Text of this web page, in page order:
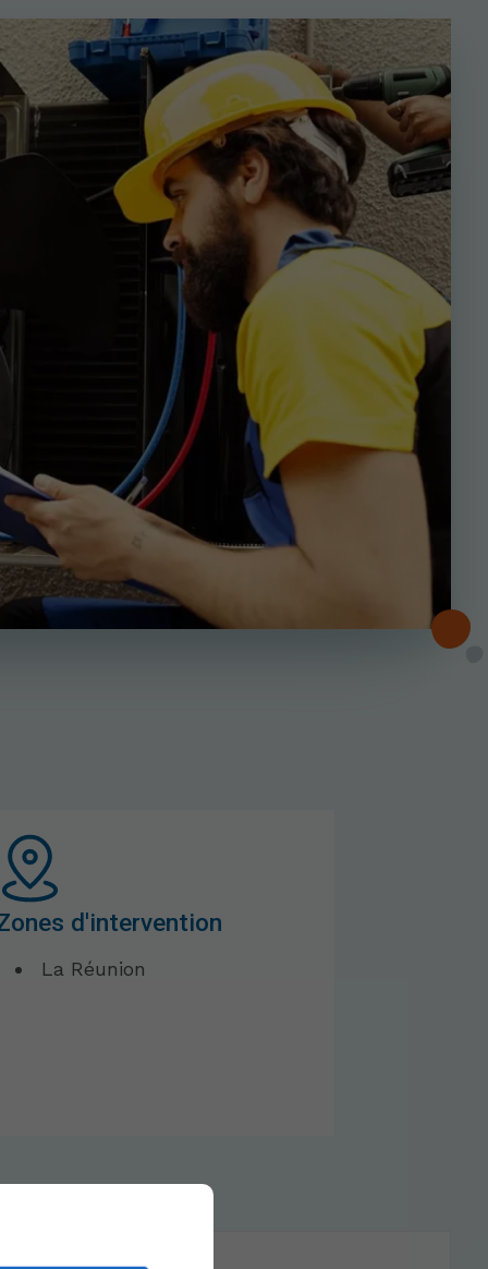
d'intervention
La Réunion